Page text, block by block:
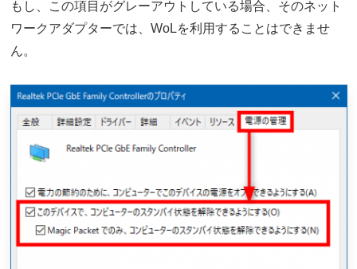
もし、この項目がグレーアウトしている場合、そのネット
ワークアダプターでは、WoLを利用することはできませ
ん。